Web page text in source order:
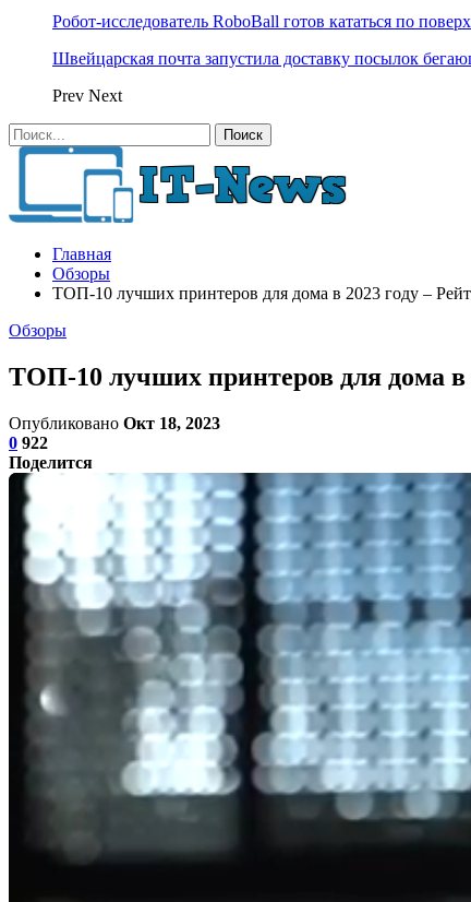
Робот-исследователь RoboBall готов кататься по
Швейцарская почта запустила доставку посылок
Prev Next
Главная
Обзоры
ТОП-10 лучших принтеров для дома в 2023 году –
Обзоры
ТОП-10 лучших принтеров для дома в
Опубликовано Окт 18, 2023
0 922
Поделится